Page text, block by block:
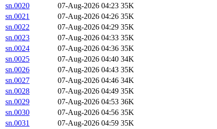
sn.0020
07-Aug-2026 04:23 35K
sn.0021
07-Aug-2026 04:26 35K
sn.0022
07-Aug-2026 04:29 35K
sn.0023
07-Aug-2026 04:33 35K
sn.0024
07-Aug-2026 04:36 35K
sn.0025
07-Aug-2026 04:40 34K
sn.0026
07-Aug-2026 04:43 35K
sn.0027
07-Aug-2026 04:46 34K
sn.0028
07-Aug-2026 04:49 35K
sn.0029
07-Aug-2026 04:53 36K
sn.0030
07-Aug-2026 04:56 35K
sn.0031
07-Aug-2026 04:59 35K